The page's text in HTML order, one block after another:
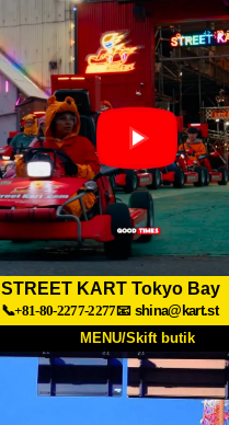
STREET KART Tokyo Bay
📞+81-80-2277-2277📧 shina@kart.st
MENU/Skift butik
TOP